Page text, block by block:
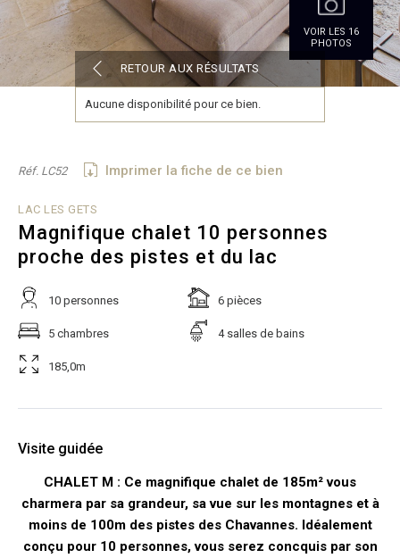
VOIR LES 16
PHOTOS
RETOUR AUX RÉSULTATS
Aucune disponibilité pour ce bien.
Réf. LC52 Imprimer la fiche de ce bien
LAC LES GETS
Magnifique chalet 10 personnes
proche des pistes et du lac
10 personnes 6 pièces
5 chambres 4 salles de bains
185,0m
Visite guidée
CHALET M : Ce magnifique chalet de 185m² vous
charmera par sa grandeur, sa vue sur les montagnes et à
moins de 100m des pistes des Chavannes. Idéalement
conçu pour 10 personnes, vous serez concquis par son